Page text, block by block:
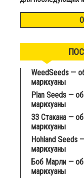
WeedSeeds —
марихуаны
Plan Seeds —
марихуаны
33 Стакана —
марихуаны
Hohland Seeds
марихуаны
Боб Марли —
марихуаны